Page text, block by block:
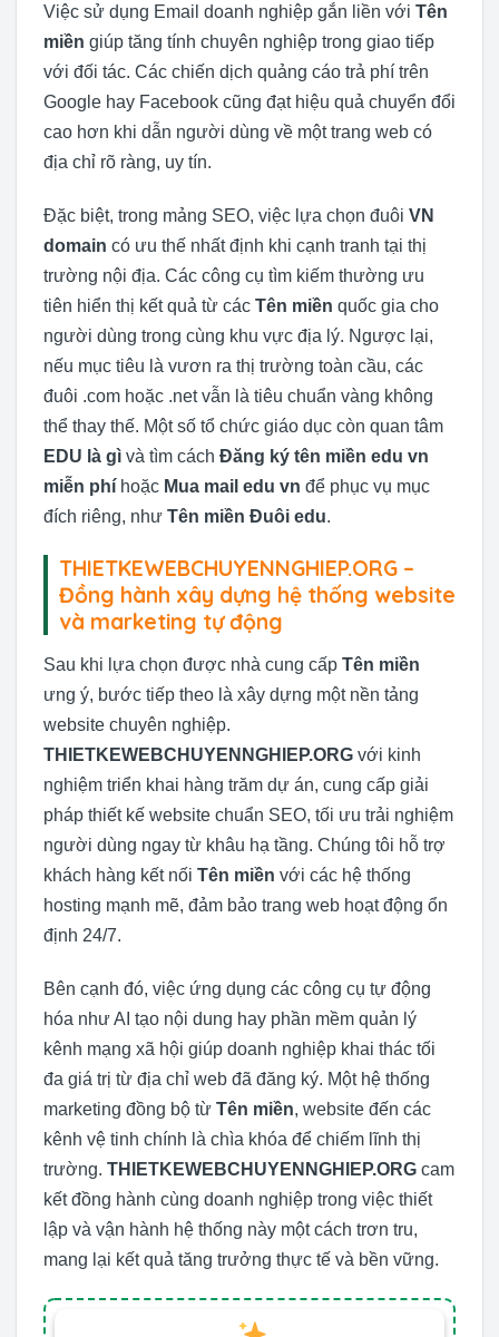
Việc sử dụng Email doanh nghiệp gắn liền với Tên
miền giúp tăng tính chuyên nghiệp trong giao tiếp
với đối tác. Các chiến dịch quảng cáo trả phí trên
Google hay Facebook cũng đạt hiệu quả chuyển đổi
cao hơn khi dẫn người dùng về một trang web có
địa chỉ rõ ràng, uy tín.
Đặc biệt, trong mảng SEO, việc lựa chọn đuôi VN
domain có ưu thế nhất định khi cạnh tranh tại thị
trường nội địa. Các công cụ tìm kiếm thường ưu
tiên hiển thị kết quả từ các Tên miền quốc gia cho
người dùng trong cùng khu vực địa lý. Ngược lại,
nếu mục tiêu là vươn ra thị trường toàn cầu, các
đuôi .com hoặc .net vẫn là tiêu chuẩn vàng không
thể thay thế. Một số tổ chức giáo dục còn quan tâm
EDU là gì và tìm cách Đăng ký tên miền edu vn
miễn phí hoặc Mua mail edu vn để phục vụ mục
đích riêng, như Tên miền Đuôi edu.
THIETKEWEBCHUYENNGHIEP.ORG –
Đồng hành xây dựng hệ thống website
và marketing tự động
Sau khi lựa chọn được nhà cung cấp Tên miền
ưng ý, bước tiếp theo là xây dựng một nền tảng
website chuyên nghiệp.
THIETKEWEBCHUYENNGHIEP.ORG với kinh
nghiệm triển khai hàng trăm dự án, cung cấp giải
pháp thiết kế website chuẩn SEO, tối ưu trải nghiệm
người dùng ngay từ khâu hạ tầng. Chúng tôi hỗ trợ
khách hàng kết nối Tên miền với các hệ thống
hosting mạnh mẽ, đảm bảo trang web hoạt động ổn
định 24/7.
Bên cạnh đó, việc ứng dụng các công cụ tự động
hóa như AI tạo nội dung hay phần mềm quản lý
kênh mạng xã hội giúp doanh nghiệp khai thác tối
đa giá trị từ địa chỉ web đã đăng ký. Một hệ thống
marketing đồng bộ từ Tên miền, website đến các
kênh vệ tinh chính là chìa khóa để chiếm lĩnh thị
trường. THIETKEWEBCHUYENNGHIEP.ORG cam
kết đồng hành cùng doanh nghiệp trong việc thiết
lập và vận hành hệ thống này một cách trơn tru,
mang lại kết quả tăng trưởng thực tế và bền vững.